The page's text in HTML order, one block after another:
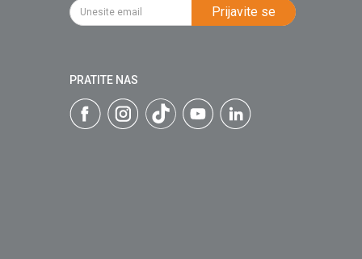
Prijavite se
PRATITE NAS